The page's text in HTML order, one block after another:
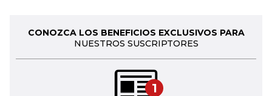
CONOZCA LOS BENEFICIOS EXCLUSIVOS PARA
NUESTROS SUSCRIPTORES
1